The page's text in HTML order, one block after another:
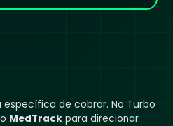
específica de cobrar. No Turbo
MedTrack para direcionar